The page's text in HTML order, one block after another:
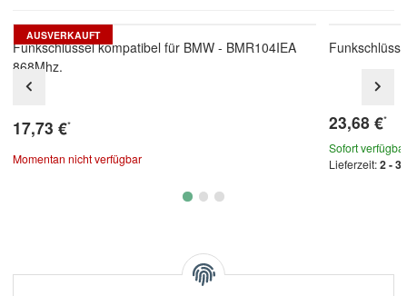
AUSVERKAUFT
Funkschlüssel kompatibel für BMW - BMR104IEA
868Mhz.
17,73 €*
Momentan nicht verfügbar
23,68 €*
Sofort verfügbar
Lieferzeit:2 - 3